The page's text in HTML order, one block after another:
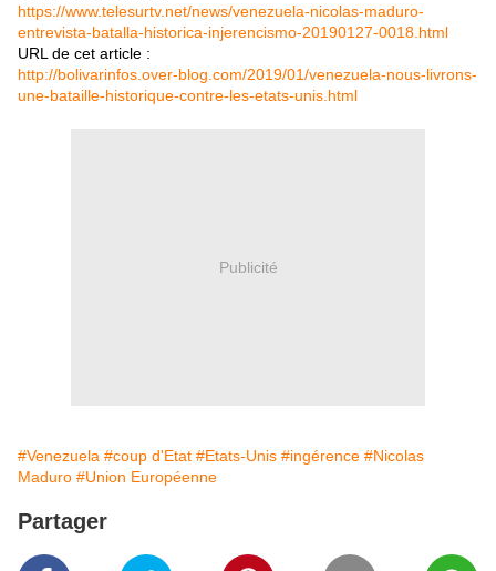
https://www.telesurtv.net/news/venezuela-nicolas-maduro-
entrevista-batalla-historica-injerencismo-20190127-0018.html
URL de cet article :
http://bolivarinfos.over-blog.com/2019/01/venezuela-nous-livrons-
une-bataille-historique-contre-les-etats-unis.html
Publicité
#Venezuela #coup d'Etat #Etats-Unis #ingérence #Nicolas
Maduro #Union Européenne
Partager